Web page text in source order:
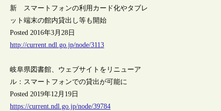
新 スマートフォンの利用カード化やタブレ
ット端末の館内貸出し等も開始
Posted 2016年3月28日
http://current.ndl.go.jp/node/3113
岐阜県図書館、ウェブサイトをリニューア
ル：スマートフォンでの貸出が可能に
Posted 2019年12月19日
https://current.ndl.go.jp/node/39784